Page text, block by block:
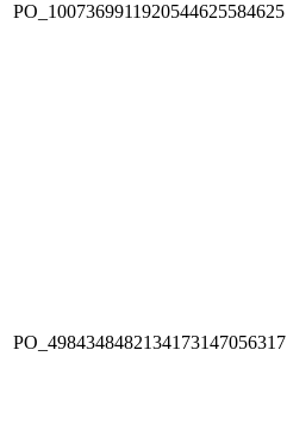
PO_1007369911920544625584625
PO_4984348482134173147056317